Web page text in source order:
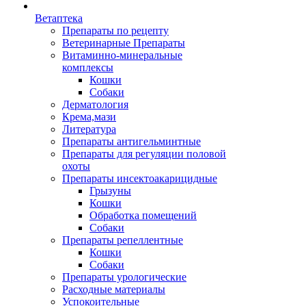
Ветаптека
Препараты по рецепту
Ветеринарные Препараты
Витаминно-минеральные
комплексы
Кошки
Собаки
Дерматология
Крема,мази
Литература
Препараты антигельминтные
Препараты для регуляции половой
охоты
Препараты инсектоакарицидные
Грызуны
Кошки
Обработка помещений
Собаки
Препараты репеллентные
Кошки
Собаки
Препараты урологические
Расходные материалы
Успокоительные